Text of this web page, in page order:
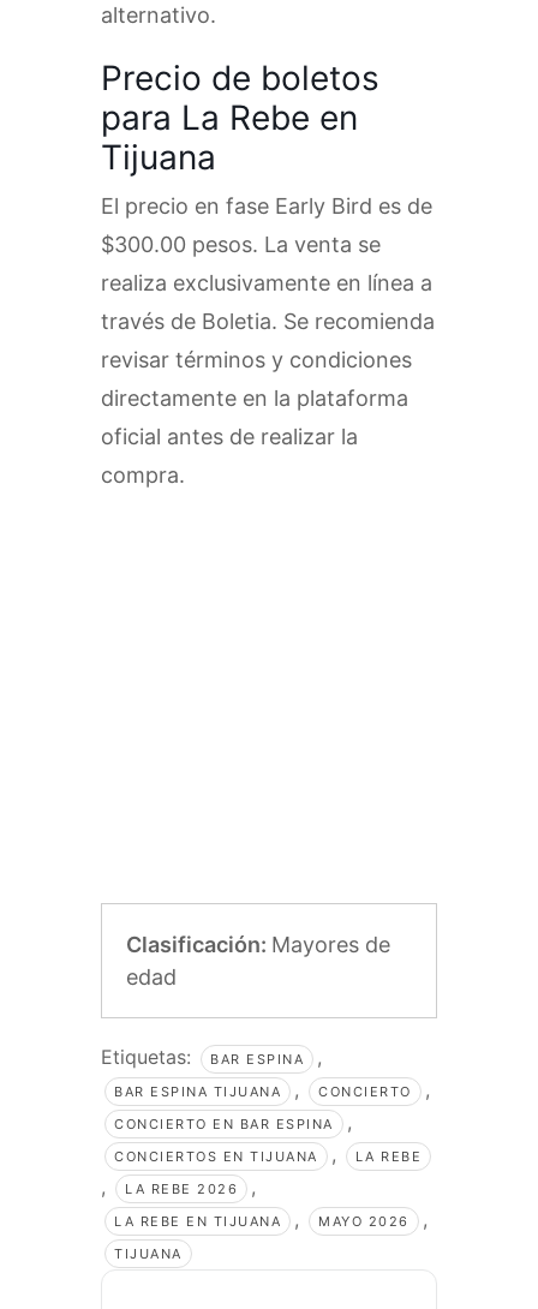
alternativo.
Precio de boletos
para La Rebe en
Tijuana
El precio en fase Early Bird es de
$300.00 pesos. La venta se
realiza exclusivamente en línea a
través de Boletia. Se recomienda
revisar términos y condiciones
directamente en la plataforma
oficial antes de realizar la
compra.
Clasificación: Mayores de
edad
Etiquetas: BAR ESPINA ,
BAR ESPINA TIJUANA , CONCIERTO ,
CONCIERTO EN BAR ESPINA ,
CONCIERTOS EN TIJUANA , LA REBE
, LA REBE 2026 ,
LA REBE EN TIJUANA , MAYO 2026 ,
TIJUANA